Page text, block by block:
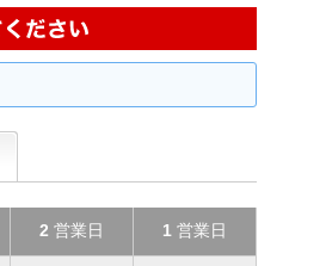
2 営業日 1 営業日